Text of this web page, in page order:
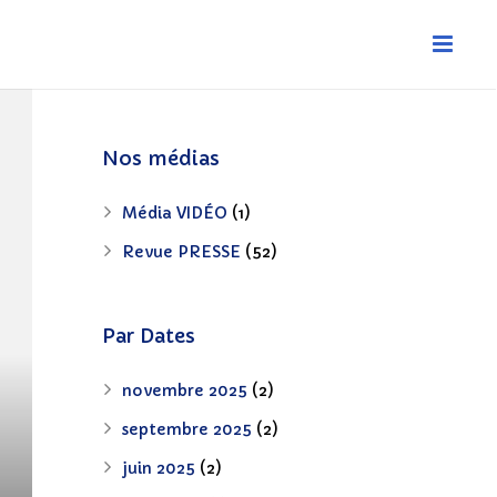
Nos médias
Média VIDÉO (1)
Revue PRESSE (52)
Par Dates
novembre 2025 (2)
septembre 2025 (2)
juin 2025 (2)